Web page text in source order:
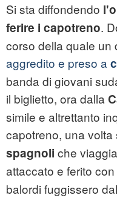
Si sta diffondendo
ferire i capotreno.
corso della quale un
aggredito e preso a
banda di giovani
il biglietto, ora dalla
simile e altrettanto
capotreno, una
spagnoli che
attaccato e ferito
balordi fuggissero